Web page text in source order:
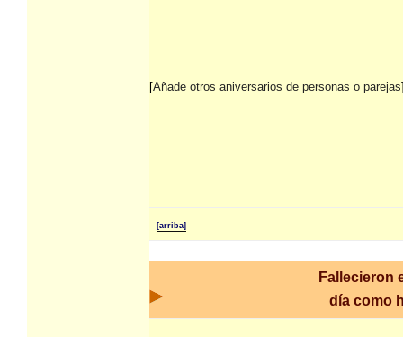
[Añade otros aniversarios de personas o parejas
[arriba]
Fallecieron
día como